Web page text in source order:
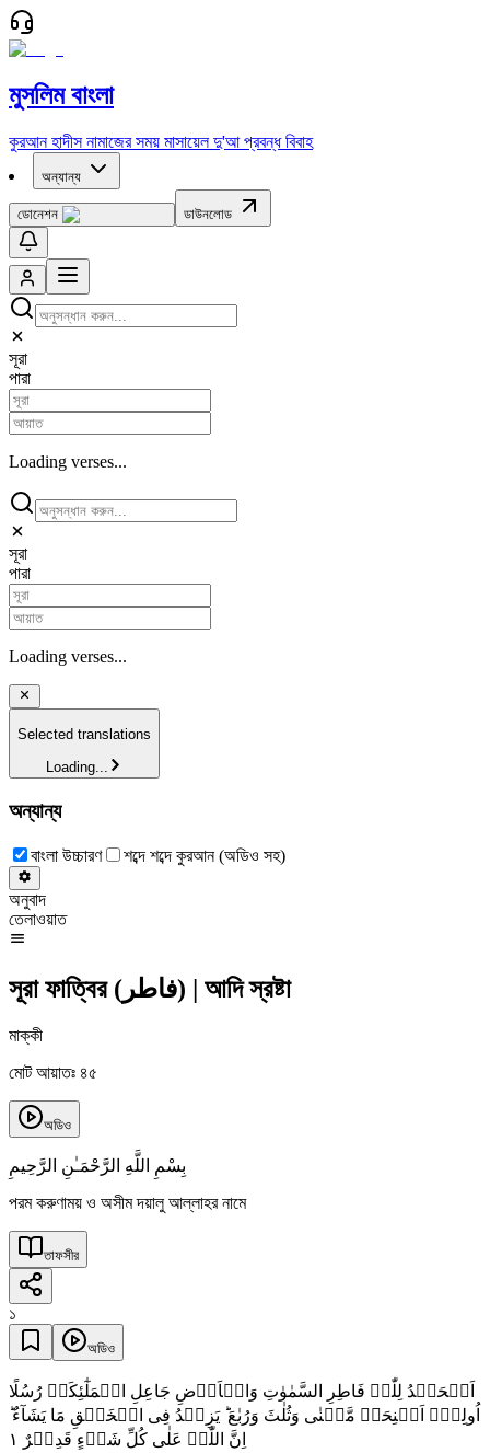
মুসলিম বাংলা
কুরআন হাদীস নামাজের সময় মাসায়েল দু'আ প্রবন্ধ বিবাহ
অন্যান্য
ডোনেশন ডাউনলোড
সূরা
পারা
Loading verses...
সূরা
পারা
Loading verses...
Selected translations
Loading...
অন্যান্য
বাংলা উচ্চারণ শব্দে শব্দে কুরআন (অডিও সহ)
অনুবাদ
তেলাওয়াত
সূরা ফাত্বির ( فاطر) | আদি স্রষ্টা
মাক্কী
মোট আয়াতঃ ৪৫
অডিও
بِسْمِ اللَّهِ الرَّحْمَـٰنِ الرَّحِيمِ
পরম করুণাময় ও অসীম দয়ালু আল্লাহর নামে
তাফসীর
১
অডিও
اَلۡحَمۡدُ لِلّٰہِ فَاطِرِ السَّمٰوٰتِ وَالۡاَرۡضِ جَاعِلِ الۡمَلٰٓئِکَۃِ رُسُلًا
اُولِیۡۤ اَجۡنِحَۃٍ مَّثۡنٰی وَثُلٰثَ وَرُبٰعَ ؕ یَزِیۡدُ فِی الۡخَلۡقِ مَا یَشَآءُ ؕ
اِنَّ اللّٰہَ عَلٰی کُلِّ شَیۡءٍ قَدِیۡرٌ ١